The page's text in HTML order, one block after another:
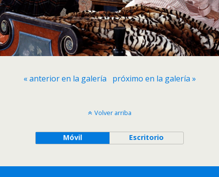
« anterior en la galería próximo en la galería »
Volver arriba
Móvil Escritorio